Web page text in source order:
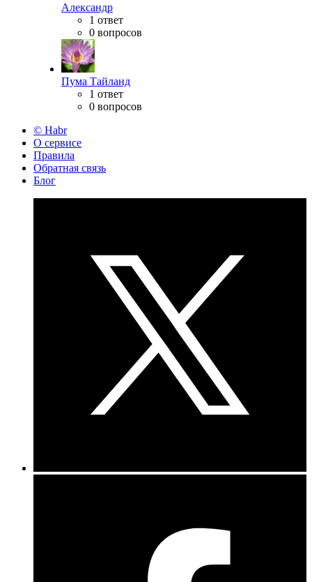
Александр
1 ответ
0 вопросов
Пума Тайланд
1 ответ
0 вопросов
© Habr
О сервисе
Правила
Обратная связь
Блог